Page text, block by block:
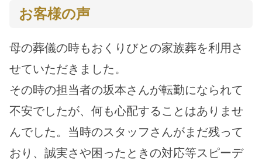
お客様の声
母の葬儀の時もおくりびとの家族葬を利用さ
せていただきました。
その時の担当者の坂本さんが転勤になられて
不安でしたが、何も心配することはありませ
んでした。当時のスタッフさんがまだ残って
おり、誠実さや困ったときの対応等スピーデ